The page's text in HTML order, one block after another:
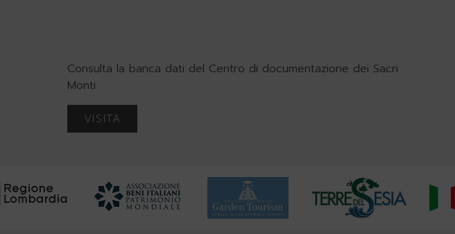
Consulta la banca dati del Centro di documentazione dei Sacri
Monti
VISITA